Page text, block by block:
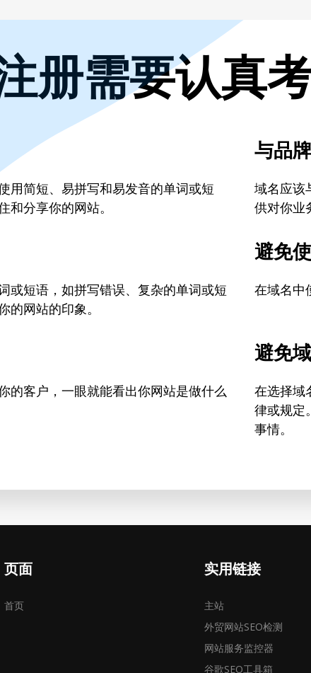
册需要认真
用简短、易拼写和易发音的单词或短
和分享你的网站。
与品
域名应该
供对你业
或短语，如拼写错误、复杂的单词或短
的网站的印象。
避免
在域名中
的客户，一眼就能看出你网站是做什么
避免
在选择域
律或规定
事情。
页面
首页
实用链接
主站
外贸网站SEO检测
网站服务监控器
谷歌SEO工具箱